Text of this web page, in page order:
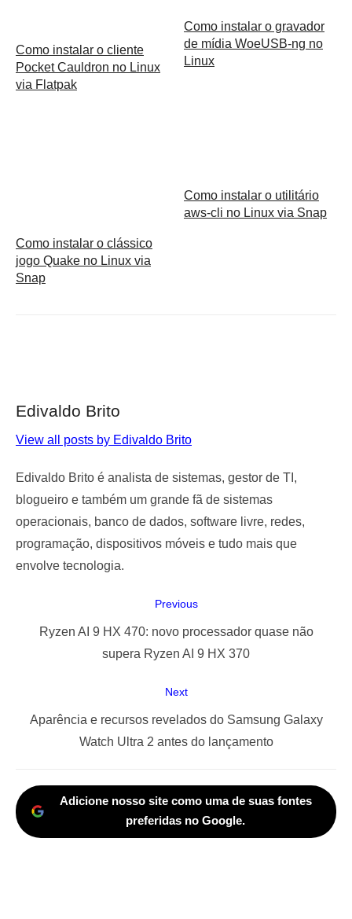
Como instalar o cliente
Pocket Cauldron no Linux
via Flatpak
Como instalar o gravador
de mídia WoeUSB-ng no
Linux
Como instalar o clássico
jogo Quake no Linux via
Snap
Como instalar o utilitário
aws-cli no Linux via Snap
Edivaldo Brito
View all posts by Edivaldo Brito
Edivaldo Brito é analista de sistemas, gestor de TI,
blogueiro e também um grande fã de sistemas
operacionais, banco de dados, software livre, redes,
programação, dispositivos móveis e tudo mais que
envolve tecnologia.
Previous
Previous
Ryzen AI 9 HX 470: novo processador quase não
supera Ryzen AI 9 HX 370
Next
Next
Aparência e recursos revelados do Samsung Galaxy
Watch Ultra 2 antes do lançamento
Adicione nosso site como uma de suas fontes
preferidas no Google.